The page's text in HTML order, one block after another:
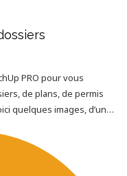
PRO pour vous
de plans, de permis
quelques images, d’un…